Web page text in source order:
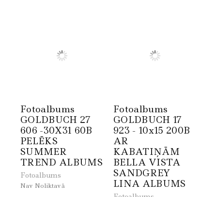
Fotoalbums
GOLDBUCH 27
606 -30X31 60B
PELĒKS
SUMMER
TREND ALBUMS
Fotoalbums
Nav Noliktavā
Fotoalbums
GOLDBUCH 17
923 - 10x15 200B
AR
KABATIŅĀM
BELLA VISTA
SANDGREY
LINA ALBUMS